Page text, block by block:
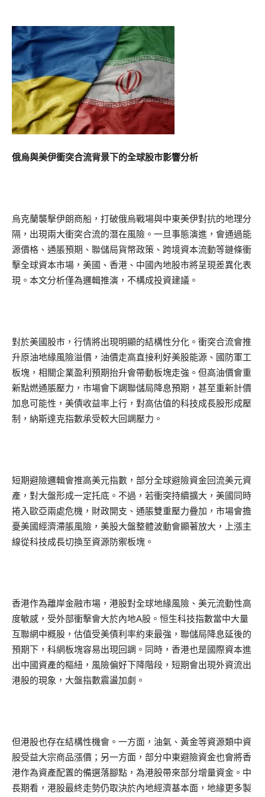
俄烏與美伊衝突合流背景下的全球股市影響分析
烏克蘭襲擊伊朗商船，打破俄烏戰場與中東美伊對抗的地理分
隔，出現兩大衝突合流的潛在風險。一旦事態演進，會通過能
源價格、通脹預期、聯儲局貨幣政策、跨境資本流動等鏈條衝
擊全球資本市場，美國、香港、中國內地股市將呈現差異化表
現。本文分析僅為邏輯推演，不構成投資建議。
對於美國股市，行情將出現明顯的結構性分化。衝突合流會推
升原油地緣風險溢價，油價走高直接利好美股能源、國防軍工
板塊，相關企業盈利預期抬升會帶動板塊走強。但高油價會重
新點燃通脹壓力，市場會下調聯儲局降息預期，甚至重新計價
加息可能性，美債收益率上行，對高估值的科技成長股形成壓
制，納斯達克指數承受較大回調壓力。
短期避險邏輯會推高美元指數，部分全球避險資金回流美元資
產，對大盤形成一定托底。不過，若衝突持續擴大，美國同時
捲入歐亞兩處危機，財政開支、通脹雙重壓力疊加，市場會擔
憂美國經濟滯脹風險，美股大盤整體波動會顯著放大，上漲主
線從科技成長切換至資源防禦板塊。
香港作為離岸金融市場，港股對全球地緣風險、美元流動性高
度敏感，受外部衝擊會大於內地A股。恒生科技指數當中大量
互聯網中概股，估值受美債利率約束最強，聯儲局降息延後的
預期下，科網板塊容易出現回調。同時，香港也是國際資本進
出中國資產的樞紐，風險偏好下降階段，短期會出現外資流出
港股的現象，大盤指數震盪加劇。
但港股也存在結構性機會。一方面，油氣、黃金等資源類中資
股受益大宗商品漲價；另一方面，部分中東避險資金也會將香
港作為資產配置的備選落腳點，為港股帶來部分增量資金。中
長期看，港股最終走勢仍取決於內地經濟基本面，地緣更多製